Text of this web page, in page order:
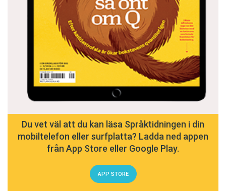
Du vet väl att du kan läsa Språktidningen i din
mobiltelefon eller surfplatta? Ladda ned appen
från App Store eller Google Play.
APP STORE